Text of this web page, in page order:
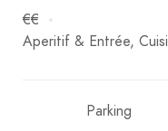
€€
Aperitif & Entrée
Parking